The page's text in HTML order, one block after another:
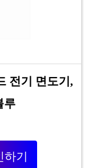
전기 면도기,
루
기